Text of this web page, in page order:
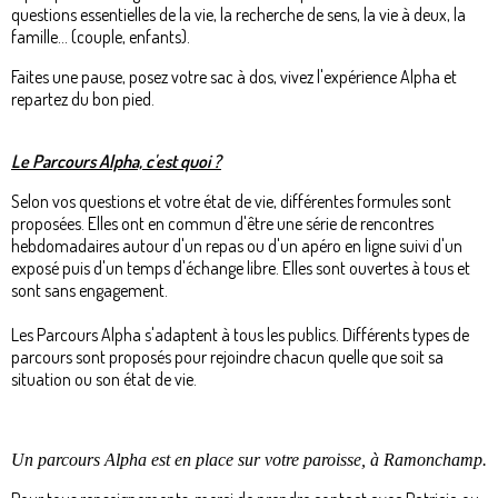
questions essentielles de la vie, la recherche de sens, la vie à deux, la
famille... (couple, enfants).
Faites une pause, posez votre sac à dos, vivez l'expérience Alpha et
repartez du bon pied.
Le Parcours Alpha, c'est quoi ?
Selon vos questions et votre état de vie, différentes formules sont
proposées. Elles ont en commun d'être une série de rencontres
hebdomadaires autour d'un repas ou d'un apéro en ligne suivi d'un
exposé puis d'un temps d'échange libre. Elles sont ouvertes à tous et
sont sans engagement.
Les Parcours Alpha s'adaptent à tous les publics. Différents types de
parcours sont proposés pour rejoindre chacun quelle que soit sa
situation ou son état de vie.
Un parcours Alpha est en place sur votre paroisse, à Ramonchamp.